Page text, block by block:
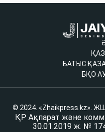
БАТЫС
БҚО
© 2024. «Zhaikpress.kz».
ҚР Ақпарат және
30.01.2019 ж. №